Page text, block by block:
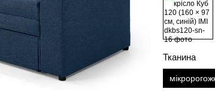
Тканина